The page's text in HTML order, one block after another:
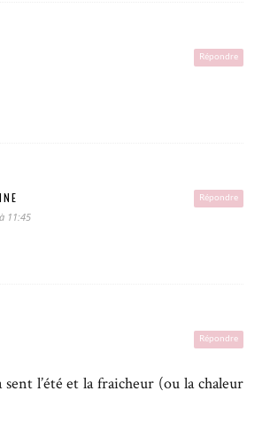
Répondre
Répondre
11:45
Répondre
sent l’été et la fraicheur (ou la chaleur